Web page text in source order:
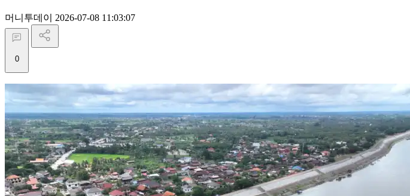
머니투데이 2026-07-08 11:03:07
0